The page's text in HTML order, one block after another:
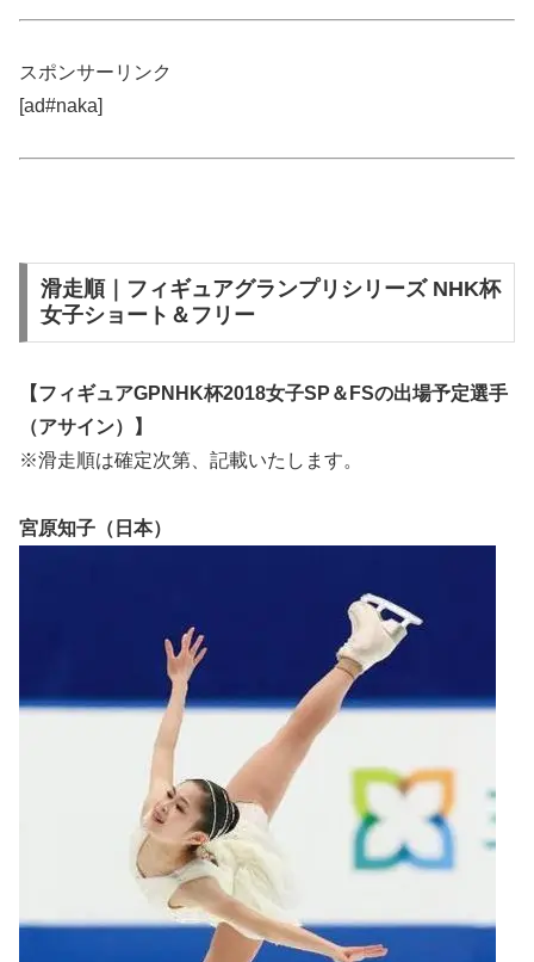
スポンサーリンク
[ad#naka]
滑走順｜フィギュアグランプリシリーズ NHK杯
女子ショート＆フリー
【フィギュアGPNHK杯2018女子SP＆FSの出場予定選手
（アサイン）】
※滑走順は確定次第、記載いたします。
宮原知子（日本）